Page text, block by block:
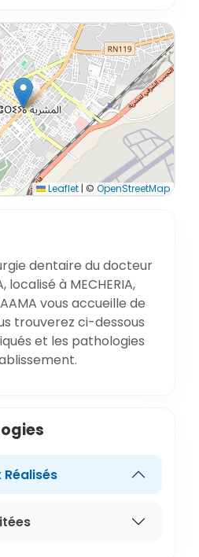
Leaflet | © OpenStreetMap
dentaire du docteur
localisé à MECHERIA,
vous accueille de
trouverez ci-dessous
et les pathologies